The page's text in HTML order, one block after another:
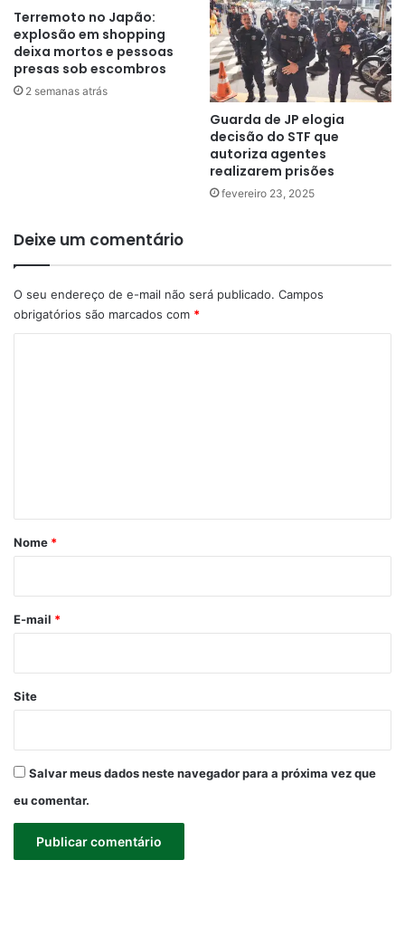
Terremoto no Japão:
explosão em shopping
deixa mortos e pessoas
presas sob escombros
2 semanas atrás
Guarda de JP elogia
decisão do STF que
autoriza agentes
realizarem prisões
fevereiro 23, 2025
Deixe um comentário
O seu endereço de e-mail não será publicado. Campos
obrigatórios são marcados com *
r
*
Nome *
E-mail *
Site
Salvar meus dados neste navegador para a próxima vez que
eu comentar.